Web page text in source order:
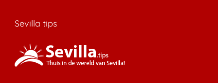
Sevilla tips